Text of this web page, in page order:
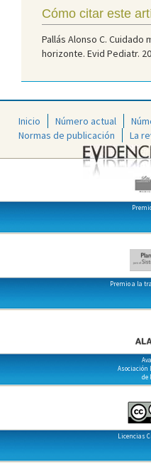
Cómo citar este
Pallás Alonso C. Cuidado
horizonte. Evid Pediatr.
Inicio Número actual
Normas de publicación
La
Premio a la
Asociación
de
Licencias